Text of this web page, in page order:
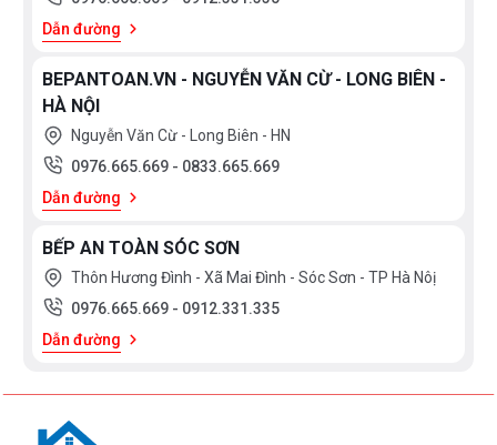
Dẫn đường
BEPANTOAN.VN - NGUYỄN VĂN CỪ - LONG BIÊN -
HÀ NỘI
Nguyễn Văn Cừ - Long Biên - HN
0976.665.669 - 0833.665.669
Dẫn đường
BẾP AN TOÀN SÓC SƠN
Thôn Hương Đình - Xã Mai Đình - Sóc Sơn - TP Hà Nôị
0976.665.669 - 0912.331.335
Dẫn đường